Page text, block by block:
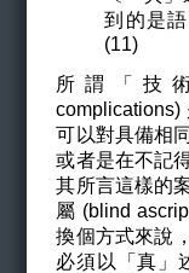
到的是
(11)
所謂「技
complications)
可以對具備相
或者是在不記
其所言這樣的
屬 (blind
換個方式來說
必須以「真」